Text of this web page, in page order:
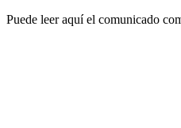
Puede leer aquí el comunicado